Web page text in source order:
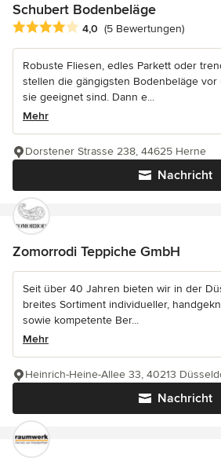
Schubert Bodenbeläge
Durchschnittliche Bewertung: 4 von 5
4,0 (5 Bewertungen)
Robuste Fliesen, edles Parkett oder
stellen die gängigsten Bodenbeläge vor
sie geeignet sind. Dann e...
Mehr
Nachricht
Dorstener Strasse 238, 44625 Herne
Zomorrodi Teppiche GmbH
Seit über 40 Jahren bieten wir in der
breites Sortiment individueller,
sowie kompetente Ber...
Mehr
Nachricht
Heinrich-Heine-Allee 33, 40213